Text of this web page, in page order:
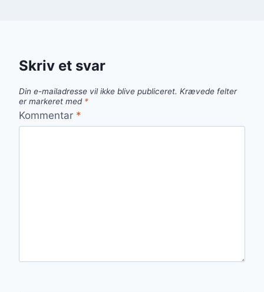
Skriv et svar
Din e-mailadresse vil ikke blive publiceret. Krævede felter
er markeret med *
Kommentar *